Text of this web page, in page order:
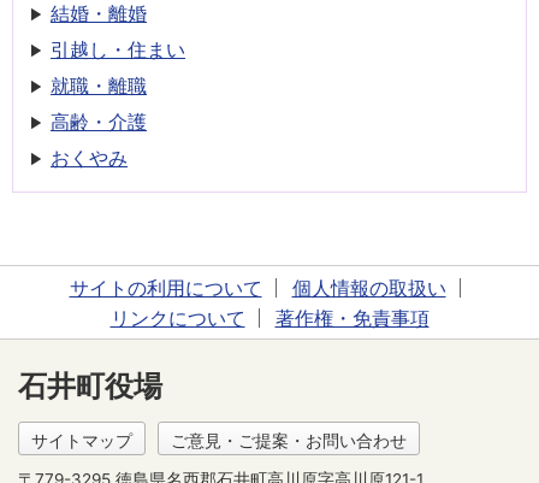
結婚・離婚
引越し・住まい
就職・離職
高齢・介護
おくやみ
サイトの利用について
個人情報の取扱い
リンクについて
著作権・免責事項
石井町役場
サイトマップ ご意見・ご提案・お問い合わせ